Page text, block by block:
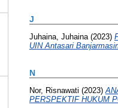
J
Juhaina, Juhaina(2023)
UIN Antasari
N
Nor, Risnawati (2023)
PERSPEKTIF HUKUM